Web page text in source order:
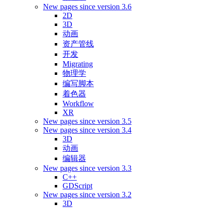
New pages since version 3.6
2D
3D
动画
资产管线
开发
Migrating
物理学
编写脚本
着色器
Workflow
XR
New pages since version 3.5
New pages since version 3.4
3D
动画
编辑器
New pages since version 3.3
C++
GDScript
New pages since version 3.2
3D